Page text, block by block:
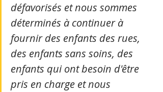
défavorisés et nous sommes
déterminés à continuer à
fournir des enfants des rues,
des enfants sans soins, des
enfants qui ont besoin d'être
pris en charge et nous